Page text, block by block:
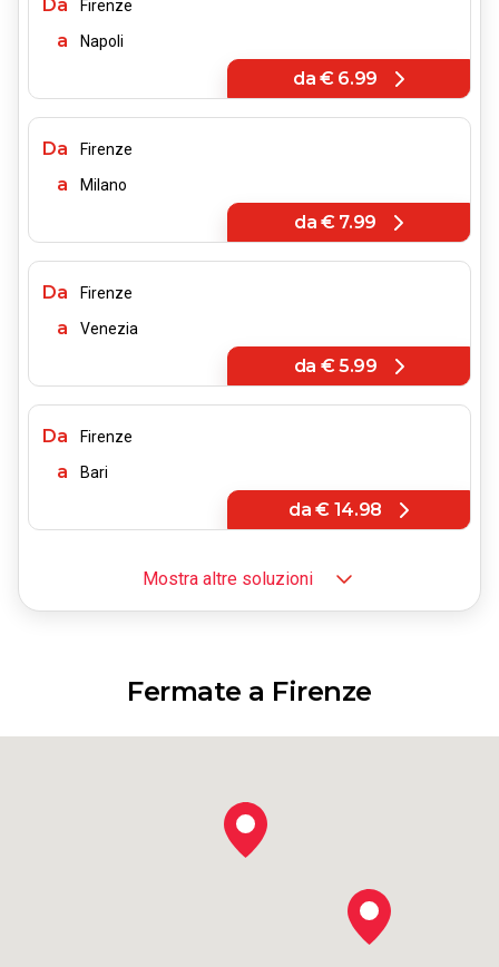
Da
a
Firenze
Napoli
da € 6.99
Da
a
Firenze
Milano
da € 7.99
Da
a
Firenze
Venezia
da € 5.99
Da
a
Firenze
Bari
da € 14.98
a
Bologna
€ 14.98
Mostra altre soluzioni
Fermate a Firenze